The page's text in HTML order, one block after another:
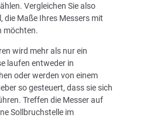
Vergleichen Sie also
die Maße Ihres Messers mit
möchten.
wird mehr als nur ein
laufen entweder in
oder werden von einem
so gesteuert, dass sie sich
Treffen die Messer auf
Sollbruchstelle im